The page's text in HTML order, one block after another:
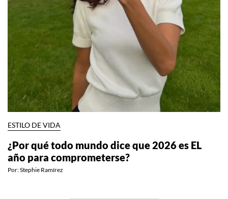
ESTILO DE VIDA
¿Por qué todo mundo dice que 2026 es EL
año para comprometerse?
Por:Stephie Ramírez